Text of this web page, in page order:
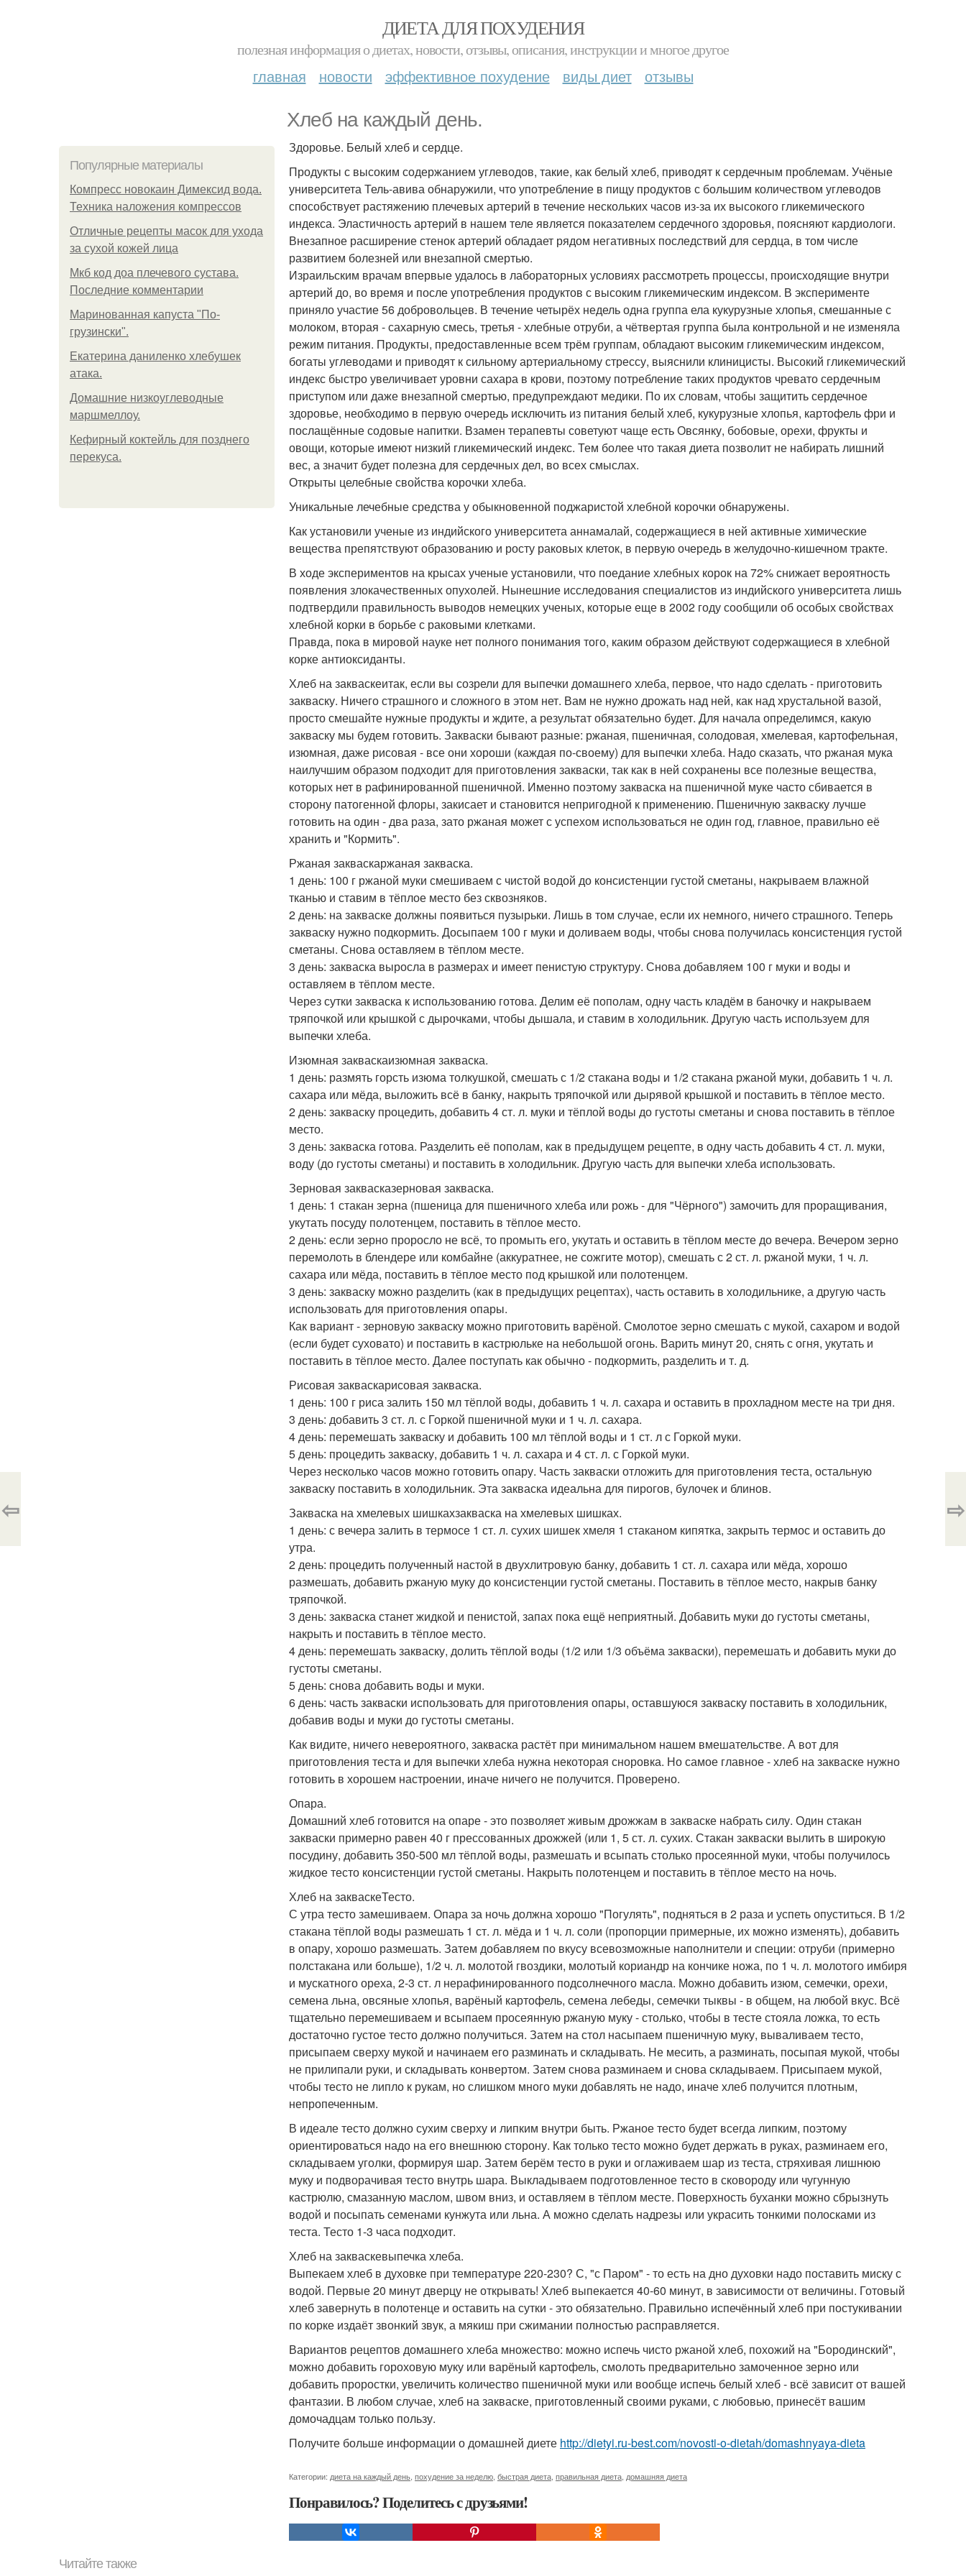
ДИЕТА ДЛЯ ПОХУДЕНИЯ
полезная информация о диетах, новости, отзывы, описания, инструкции и многое другое
главная новости эффективное похудение виды диет отзывы
Хлеб на каждый день.
Популярные материалы
Компресс новокаин Димексид вода.
Техника наложения компрессов
Отличные рецепты масок для ухода
за сухой кожей лица
Мкб код доа плечевого сустава.
Последние комментарии
Маринованная капуста "По-
грузински".
Екатерина даниленко хлебушек
атака.
Домашние низкоуглеводные
маршмеллоу.
Кефирный коктейль для позднего
перекуса.
Здоровье. Белый хлеб и сердце.
Продукты с высоким содержанием углеводов, такие, как белый хлеб, приводят к сердечным проблемам. Учёные
университета Тель-авива обнаружили, что употребление в пищу продуктов с большим количеством углеводов
способствует растяжению плечевых артерий в течение нескольких часов из-за их высокого гликемического
индекса. Эластичность артерий в нашем теле является показателем сердечного здоровья, поясняют кардиологи.
Внезапное расширение стенок артерий обладает рядом негативных последствий для сердца, в том числе
развитием болезней или внезапной смертью.
Израильским врачам впервые удалось в лабораторных условиях рассмотреть процессы, происходящие внутри
артерий до, во время и после употребления продуктов с высоким гликемическим индексом. В эксперименте
приняло участие 56 добровольцев. В течение четырёх недель одна группа ела кукурузные хлопья, смешанные с
молоком, вторая - сахарную смесь, третья - хлебные отруби, а чётвертая группа была контрольной и не изменяла
режим питания. Продукты, предоставленные всем трём группам, обладают высоким гликемическим индексом,
богаты углеводами и приводят к сильному артериальному стрессу, выяснили клиницисты. Высокий гликемический
индекс быстро увеличивает уровни сахара в крови, поэтому потребление таких продуктов чревато сердечным
приступом или даже внезапной смертью, предупреждают медики. По их словам, чтобы защитить сердечное
здоровье, необходимо в первую очередь исключить из питания белый хлеб, кукурузные хлопья, картофель фри и
послащённые содовые напитки. Взамен терапевты советуют чаще есть Овсянку, бобовые, орехи, фрукты и
овощи, которые имеют низкий гликемический индекс. Тем более что такая диета позволит не набирать лишний
вес, а значит будет полезна для сердечных дел, во всех смыслах.
Открыты целебные свойства корочки хлеба.
Уникальные лечебные средства у обыкновенной поджаристой хлебной корочки обнаружены.
Как установили ученые из индийского университета аннамалай, содержащиеся в ней активные химические
вещества препятствуют образованию и росту раковых клеток, в первую очередь в желудочно-кишечном тракте.
В ходе экспериментов на крысах ученые установили, что поедание хлебных корок на 72% снижает вероятность
появления злокачественных опухолей. Нынешние исследования специалистов из индийского университета лишь
подтвердили правильность выводов немецких ученых, которые еще в 2002 году сообщили об особых свойствах
хлебной корки в борьбе с раковыми клетками.
Правда, пока в мировой науке нет полного понимания того, каким образом действуют содержащиеся в хлебной
корке антиоксиданты.
Хлеб на закваскеитак, если вы созрели для выпечки домашнего хлеба, первое, что надо сделать - приготовить
закваску. Ничего страшного и сложного в этом нет. Вам не нужно дрожать над ней, как над хрустальной вазой,
просто смешайте нужные продукты и ждите, а результат обязательно будет. Для начала определимся, какую
закваску мы будем готовить. Закваски бывают разные: ржаная, пшеничная, солодовая, хмелевая, картофельная,
изюмная, даже рисовая - все они хороши (каждая по-своему) для выпечки хлеба. Надо сказать, что ржаная мука
наилучшим образом подходит для приготовления закваски, так как в ней сохранены все полезные вещества,
которых нет в рафинированной пшеничной. Именно поэтому закваска на пшеничной муке часто сбивается в
сторону патогенной флоры, закисает и становится непригодной к применению. Пшеничную закваску лучше
готовить на один - два раза, зато ржаная может с успехом использоваться не один год, главное, правильно её
хранить и "Кормить".
Ржаная закваскаржаная закваска.
1 день: 100 г ржаной муки смешиваем с чистой водой до консистенции густой сметаны, накрываем влажной
тканью и ставим в тёплое место без сквозняков.
2 день: на закваске должны появиться пузырьки. Лишь в том случае, если их немного, ничего страшного. Теперь
закваску нужно подкормить. Досыпаем 100 г муки и доливаем воды, чтобы снова получилась консистенция густой
сметаны. Снова оставляем в тёплом месте.
3 день: закваска выросла в размерах и имеет пенистую структуру. Снова добавляем 100 г муки и воды и
оставляем в тёплом месте.
Через сутки закваска к использованию готова. Делим её пополам, одну часть кладём в баночку и накрываем
тряпочкой или крышкой с дырочками, чтобы дышала, и ставим в холодильник. Другую часть используем для
выпечки хлеба.
Изюмная закваскаизюмная закваска.
1 день: размять горсть изюма толкушкой, смешать с 1/2 стакана воды и 1/2 стакана ржаной муки, добавить 1 ч. л.
сахара или мёда, выложить всё в банку, накрыть тряпочкой или дырявой крышкой и поставить в тёплое место.
2 день: закваску процедить, добавить 4 ст. л. муки и тёплой воды до густоты сметаны и снова поставить в тёплое
место.
3 день: закваска готова. Разделить её пополам, как в предыдущем рецепте, в одну часть добавить 4 ст. л. муки,
воду (до густоты сметаны) и поставить в холодильник. Другую часть для выпечки хлеба использовать.
Зерновая заквасказерновая закваска.
1 день: 1 стакан зерна (пшеница для пшеничного хлеба или рожь - для "Чёрного") замочить для проращивания,
укутать посуду полотенцем, поставить в тёплое место.
2 день: если зерно проросло не всё, то промыть его, укутать и оставить в тёплом месте до вечера. Вечером зерно
перемолоть в блендере или комбайне (аккуратнее, не сожгите мотор), смешать с 2 ст. л. ржаной муки, 1 ч. л.
сахара или мёда, поставить в тёплое место под крышкой или полотенцем.
3 день: закваску можно разделить (как в предыдущих рецептах), часть оставить в холодильнике, а другую часть
использовать для приготовления опары.
Как вариант - зерновую закваску можно приготовить варёной. Смолотое зерно смешать с мукой, сахаром и водой
(если будет суховато) и поставить в кастрюльке на небольшой огонь. Варить минут 20, снять с огня, укутать и
поставить в тёплое место. Далее поступать как обычно - подкормить, разделить и т. д.
Рисовая закваскарисовая закваска.
1 день: 100 г риса залить 150 мл тёплой воды, добавить 1 ч. л. сахара и оставить в прохладном месте на три дня.
3 день: добавить 3 ст. л. с Горкой пшеничной муки и 1 ч. л. сахара.
4 день: перемешать закваску и добавить 100 мл тёплой воды и 1 ст. л с Горкой муки.
5 день: процедить закваску, добавить 1 ч. л. сахара и 4 ст. л. с Горкой муки.
Через несколько часов можно готовить опару. Часть закваски отложить для приготовления теста, остальную
закваску поставить в холодильник. Эта закваска идеальна для пирогов, булочек и блинов.
Закваска на хмелевых шишкахзакваска на хмелевых шишках.
1 день: с вечера залить в термосе 1 ст. л. сухих шишек хмеля 1 стаканом кипятка, закрыть термос и оставить до
утра.
2 день: процедить полученный настой в двухлитровую банку, добавить 1 ст. л. сахара или мёда, хорошо
размешать, добавить ржаную муку до консистенции густой сметаны. Поставить в тёплое место, накрыв банку
тряпочкой.
3 день: закваска станет жидкой и пенистой, запах пока ещё неприятный. Добавить муки до густоты сметаны,
накрыть и поставить в тёплое место.
4 день: перемешать закваску, долить тёплой воды (1/2 или 1/3 объёма закваски), перемешать и добавить муки до
густоты сметаны.
5 день: снова добавить воды и муки.
6 день: часть закваски использовать для приготовления опары, оставшуюся закваску поставить в холодильник,
добавив воды и муки до густоты сметаны.
Как видите, ничего невероятного, закваска растёт при минимальном нашем вмешательстве. А вот для
приготовления теста и для выпечки хлеба нужна некоторая сноровка. Но самое главное - хлеб на закваске нужно
готовить в хорошем настроении, иначе ничего не получится. Проверено.
Опара.
Домашний хлеб готовится на опаре - это позволяет живым дрожжам в закваске набрать силу. Один стакан
закваски примерно равен 40 г прессованных дрожжей (или 1, 5 ст. л. сухих. Стакан закваски вылить в широкую
посудину, добавить 350-500 мл тёплой воды, размешать и всыпать столько просеянной муки, чтобы получилось
жидкое тесто консистенции густой сметаны. Накрыть полотенцем и поставить в тёплое место на ночь.
Хлеб на закваскеТесто.
С утра тесто замешиваем. Опара за ночь должна хорошо "Погулять", подняться в 2 раза и успеть опуститься. В 1/2
стакана тёплой воды размешать 1 ст. л. мёда и 1 ч. л. соли (пропорции примерные, их можно изменять), добавить
в опару, хорошо размешать. Затем добавляем по вкусу всевозможные наполнители и специи: отруби (примерно
полстакана или больше), 1/2 ч. л. молотой гвоздики, молотый кориандр на кончике ножа, по 1 ч. л. молотого имбиря
и мускатного ореха, 2-3 ст. л нерафинированного подсолнечного масла. Можно добавить изюм, семечки, орехи,
семена льна, овсяные хлопья, варёный картофель, семена лебеды, семечки тыквы - в общем, на любой вкус. Всё
тщательно перемешиваем и всыпаем просеянную ржаную муку - столько, чтобы в тесте стояла ложка, то есть
достаточно густое тесто должно получиться. Затем на стол насыпаем пшеничную муку, вываливаем тесто,
присыпаем сверху мукой и начинаем его разминать и складывать. Не месить, а разминать, посыпая мукой, чтобы
не прилипали руки, и складывать конвертом. Затем снова разминаем и снова складываем. Присыпаем мукой,
чтобы тесто не липло к рукам, но слишком много муки добавлять не надо, иначе хлеб получится плотным,
непропеченным.
В идеале тесто должно сухим сверху и липким внутри быть. Ржаное тесто будет всегда липким, поэтому
ориентироваться надо на его внешнюю сторону. Как только тесто можно будет держать в руках, разминаем его,
складываем уголки, формируя шар. Затем берём тесто в руки и оглаживаем шар из теста, стряхивая лишнюю
муку и подворачивая тесто внутрь шара. Выкладываем подготовленное тесто в сковороду или чугунную
кастрюлю, смазанную маслом, швом вниз, и оставляем в тёплом месте. Поверхность буханки можно сбрызнуть
водой и посыпать семенами кунжута или льна. А можно сделать надрезы или украсить тонкими полосками из
теста. Тесто 1-3 часа подходит.
Хлеб на закваскевыпечка хлеба.
Выпекаем хлеб в духовке при температуре 220-230? С, "с Паром" - то есть на дно духовки надо поставить миску с
водой. Первые 20 минут дверцу не открывать! Хлеб выпекается 40-60 минут, в зависимости от величины. Готовый
хлеб завернуть в полотенце и оставить на сутки - это обязательно. Правильно испечённый хлеб при постукивании
по корке издаёт звонкий звук, а мякиш при сжимании полностью расправляется.
Вариантов рецептов домашнего хлеба множество: можно испечь чисто ржаной хлеб, похожий на "Бородинский",
можно добавить гороховую муку или варёный картофель, смолоть предварительно замоченное зерно или
добавить проростки, увеличить количество пшеничной муки или вообще испечь белый хлеб - всё зависит от вашей
фантазии. В любом случае, хлеб на закваске, приготовленный своими руками, с любовью, принесёт вашим
домочадцам только пользу.
Получите больше информации о домашней диете http://dietyi.ru-best.com/novosti-o-dietah/domashnyaya-dieta
Категории: диета на каждый день похудение за неделю быстрая диета правильная диета домашняя диета
Понравилось? Поделитесь с друзьями!
⇦ ⇨
Читайте также